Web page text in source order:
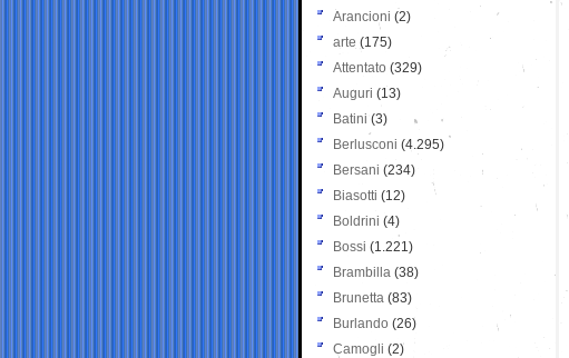
Arancioni (2)
arte (175)
Attentato (329)
Auguri (13)
Batini (3)
Berlusconi (4.295)
Bersani (234)
Biasotti (12)
Boldrini (4)
Bossi (1.221)
Brambilla (38)
Brunetta (83)
Burlando (26)
Camogli (2)